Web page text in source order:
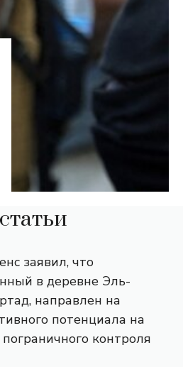
заявил, что
в деревне Эль-
направлен на
потенциала на
контроля